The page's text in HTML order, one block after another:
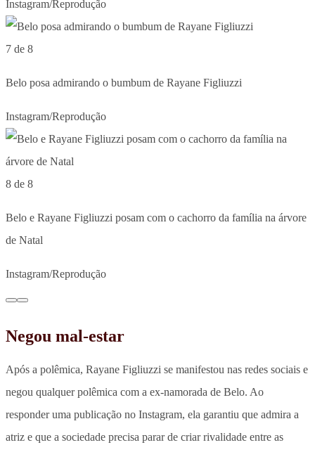
Instagram/Reprodução
7 de 8
Belo posa admirando o bumbum de Rayane Figliuzzi
Instagram/Reprodução
8 de 8
Belo e Rayane Figliuzzi posam com o cachorro da família na árvore
de Natal
Instagram/Reprodução
Negou mal-estar
Após a polêmica, Rayane Figliuzzi se manifestou nas redes sociais e
negou qualquer polêmica com a ex-namorada de Belo. Ao
responder uma publicação no Instagram, ela garantiu que admira a
atriz e que a sociedade precisa parar de criar rivalidade entre as